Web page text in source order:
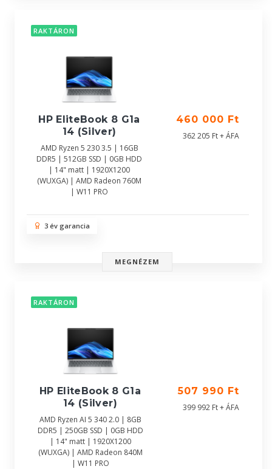
RAKTÁRON
HP EliteBook 8 G1a
14 (Silver)
AMD Ryzen 5 230 3.5 | 16GB
DDR5 | 512GB SSD | 0GB HDD
| 14" matt | 1920X1200
(WUXGA) | AMD Radeon 760M
| W11 PRO
460 000 Ft
362 205 Ft + ÁFA
3 év garancia
MEGNÉZEM
RAKTÁRON
HP EliteBook 8 G1a
14 (Silver)
AMD Ryzen AI 5 340 2.0 | 8GB
DDR5 | 250GB SSD | 0GB HDD
| 14" matt | 1920X1200
(WUXGA) | AMD Radeon 840M
| W11 PRO
507 990 Ft
399 992 Ft + ÁFA